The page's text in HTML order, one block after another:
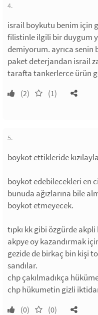
4.
israil boykutu benim için
filistinle ilgili bir duygum
demiyorum. ayrıca
paket deterjandan israil
tarafta tankerlerce ürün
(2) (1)
5.
boykot ettikleride
boykot edebilecekleri en
bunuda ağızlarına bile
boykot etmeyecek.
tıpkı kk gibi özgürde akpli
akpye oy kazandırmak
gezide de birkaç bin kişi
sandılar.
chp çakılmadıkça
chp hükumetin gizli
(0) (0)